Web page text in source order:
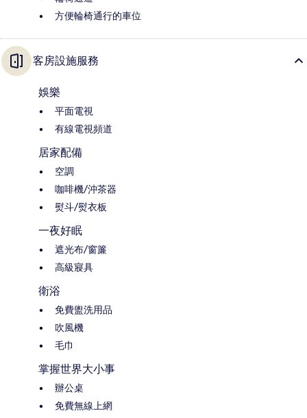
方便輪椅通行的車位
客房設施服務
娛樂
平面電視
有線電視頻道
居家配備
空調
咖啡機/沖茶器
熨斗/熨衣板
一夜好眠
遮光布/窗簾
高級寢具
衛浴
免費盥洗用品
吹風機
毛巾
掌握世界大小事
辦公桌
免費無線上網